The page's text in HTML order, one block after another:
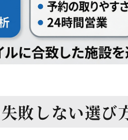
失敗しない選び